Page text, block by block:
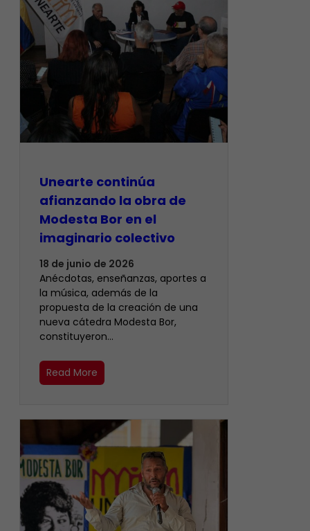
Unearte continúa
afianzando la obra de
Modesta Bor en el
imaginario colectivo
18 de junio de 2026
Anécdotas, enseñanzas, aportes a
la música, además de la
propuesta de la creación de una
nueva cátedra Modesta Bor,
constituyeron…
Read More